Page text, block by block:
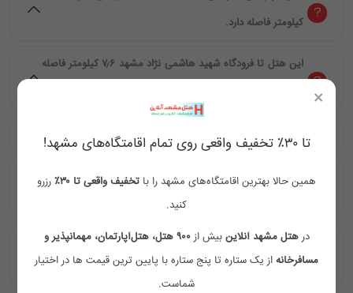
کیلومتر فاصله دارد.
این هتل تا فرودگاه شهید هاشمی نژاد مشهد ۷٫۶ کیلومتر فاصله
این هتل تا پایانه مسافربری مشهد حدود ۵٫۴ کیلومتر فاصله
هتل آپارتمان خراسان مشهد در سال ۱۴۰۰ به بهره‌برداری رسیده
است.
×
تا ۳۰٪ تخفیف واقعی روی تمام اقامتگاه‌های مشهد!
همین حالا بهترین اقامتگاه‌های مشهد را با تخفیف واقعی تا ۳۰٪
رزرو
کنید.
درهتل مشهد آنلاین بیش از
۹۰۰ هتل، هتل‌آپارتمان، مهمانپذیر و
مسافرخانه از یک ستاره تا پنج ستاره با پایین ترین قیمت ها در اختیار
شماست.